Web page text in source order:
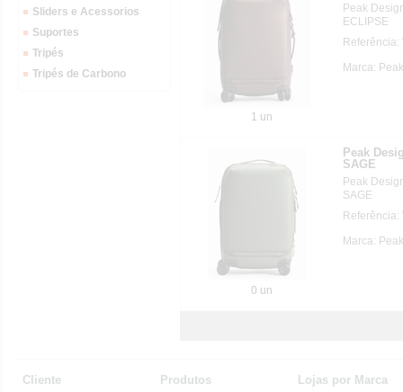
Sliders e Acessorios
Suportes
Tripés
Tripés de Carbono
1 un
Peak
ECLIPSE
Referência:
Marca:
0 un
Peak
SAGE
Peak
SAGE
Referência:
Marca:
Cliente
Produtos
Lojas por Marca